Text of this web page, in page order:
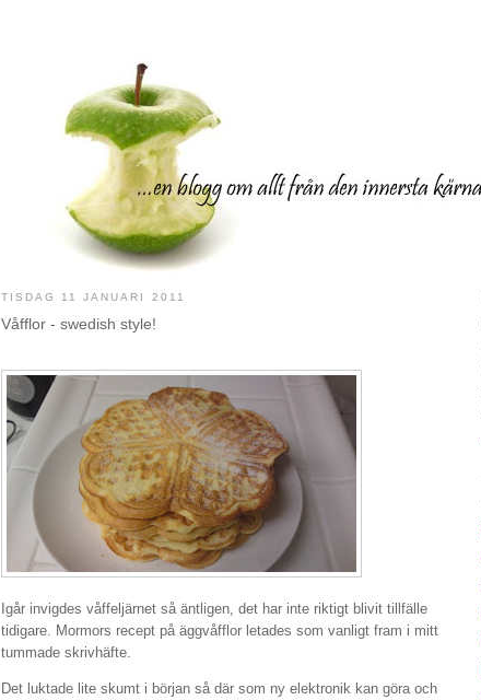
TISDAG 11 JANUARI 2011
Våfflor - swedish style!
Igår invigdes våffeljärnet så äntligen, det har inte riktigt blivit tillfälle
tidigare. Mormors recept på äggvåfflor letades som vanligt fram i mitt
tummade skrivhäfte.
Det luktade lite skumt i början så där som ny elektronik kan göra och